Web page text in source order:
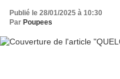
Publié le 28/01/2025 à 10:30
Par Poupees